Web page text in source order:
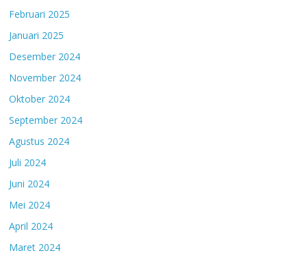
Februari 2025
Januari 2025
Desember 2024
November 2024
Oktober 2024
September 2024
Agustus 2024
Juli 2024
Juni 2024
Mei 2024
April 2024
Maret 2024